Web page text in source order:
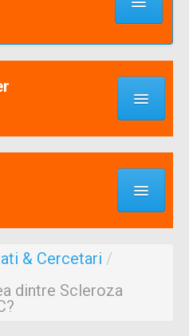
& Cercetari /
dintre Scleroza